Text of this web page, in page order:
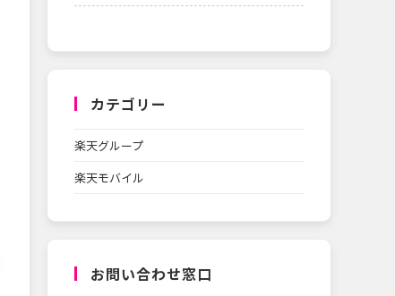
カテゴリー
楽天グループ
楽天モバイル
お問い合わせ窓口